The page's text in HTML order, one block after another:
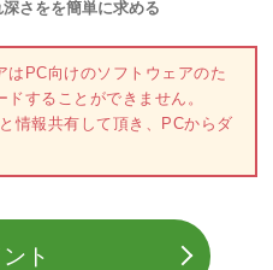
さをを簡単に求める
はPC向けのソフトウェアのた
することができません。
情報共有して頂き、PCからダ
ト